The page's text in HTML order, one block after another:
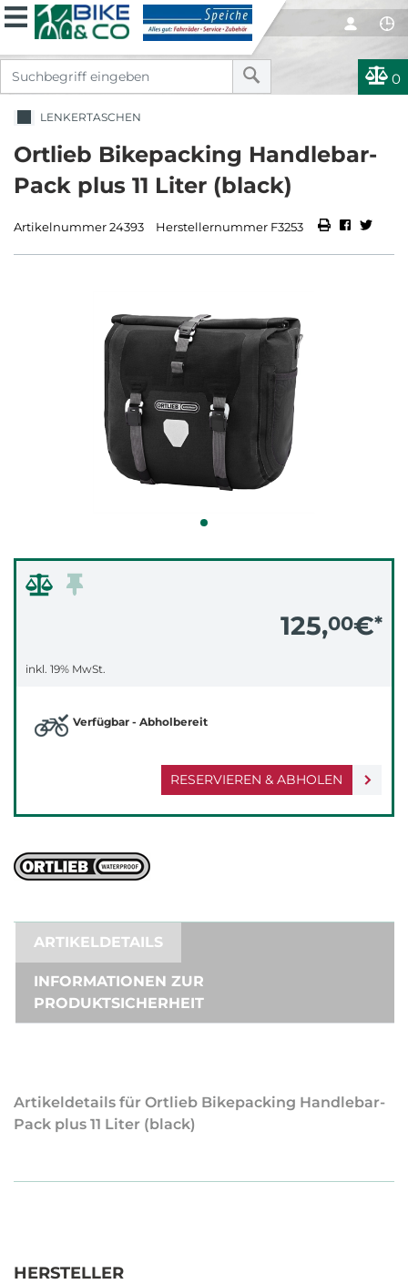
0
LENKERTASCHEN
Ortlieb Bikepacking Handlebar-
Pack plus 11 Liter (black)
Artikelnummer 24393 Herstellernummer F3253
125,00€*
inkl. 19% MwSt.
RESERVIEREN & ABHOLEN
Verfügbar - Abholbereit
ARTIKELDETAILS
INFORMATIONEN ZUR
PRODUKTSICHERHEIT
Artikeldetails für Ortlieb Bikepacking Handlebar-
Pack plus 11 Liter (black)
HERSTELLER